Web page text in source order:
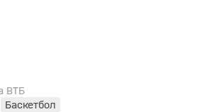
ВТБ
Баскетбол